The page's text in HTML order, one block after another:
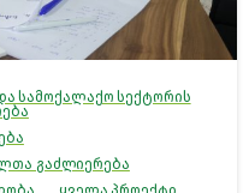
სამოქალაქო სექტორის
გაძლიერება